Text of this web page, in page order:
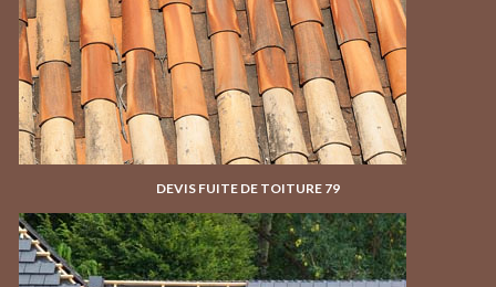
DEVIS FUITE DE TOITURE 79